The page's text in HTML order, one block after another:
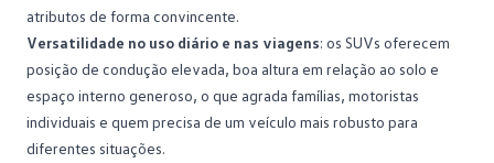
atributos de forma convincente.
Versatilidade no uso diário e nas viagens: os SUVs oferecem
posição de condução elevada, boa altura em relação ao solo e
espaço interno generoso, o que agrada famílias, motoristas
individuais e quem precisa de um veículo mais robusto para
diferentes situações.